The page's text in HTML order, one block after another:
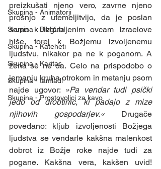
Skupina - Animatorji
Skupina - Biblična
Skupina - Kateheti
Skupina - Karitas
Skupina - tamladi
Skupina - Prostovoljci za kavo
preizkušati njeno vero, zavrne njeno
prošnjo z utemeljitvijo, da je poslan
samo k izgubljenim ovcam Izraelove
hiše, torej k Božjemu izvoljenemu
ljudstvu, nikakor pa ne k poganom. A
žena se ne da. Celo na prispodobo o
jemanju kruha otrokom in metanju psom
najde ugovor: »Pa vendar tudi psički
jedo od drobtinic, ki padajo z mize
njihovih gospodarjev.« Drugače
povedano: kljub izvoljenosti Božjega
ljudstva se vendarle kakšna malenkost
dobrot iz Božje roke najde tudi za
pogane. Kakšna vera, kakšen uvid!